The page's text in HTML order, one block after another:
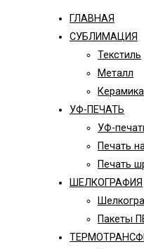
ГЛАВНАЯ
СУБЛИМАЦИЯ
Текстиль
Металл
Керамика
УФ-ПЕЧАТЬ
УФ-
Печать
Печать
ШЕЛКОГРАФИЯ
Пакеты